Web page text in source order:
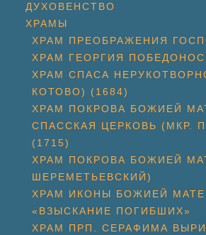
ДУХОВЕНСТВО
ХРАМЫ
ХРАМ ПРЕОБРАЖЕНИЯ
ХРАМ ГЕОРГИЯ
ХРАМ СПАСА
КОТОВО) (1684)
ХРАМ ПОКРОВА БОЖИЕЙ
СПАССКАЯ ЦЕРКОВЬ (МКР.
(1715)
ХРАМ ПОКРОВА БОЖИЕЙ
ШЕРЕМЕТЬЕВСКИЙ)
ХРАМ ИКОНЫ БОЖИЕЙ
«ВЗЫСКАНИЕ ПОГИБШИХ»
ХРАМ ПРП. СЕРАФИМА